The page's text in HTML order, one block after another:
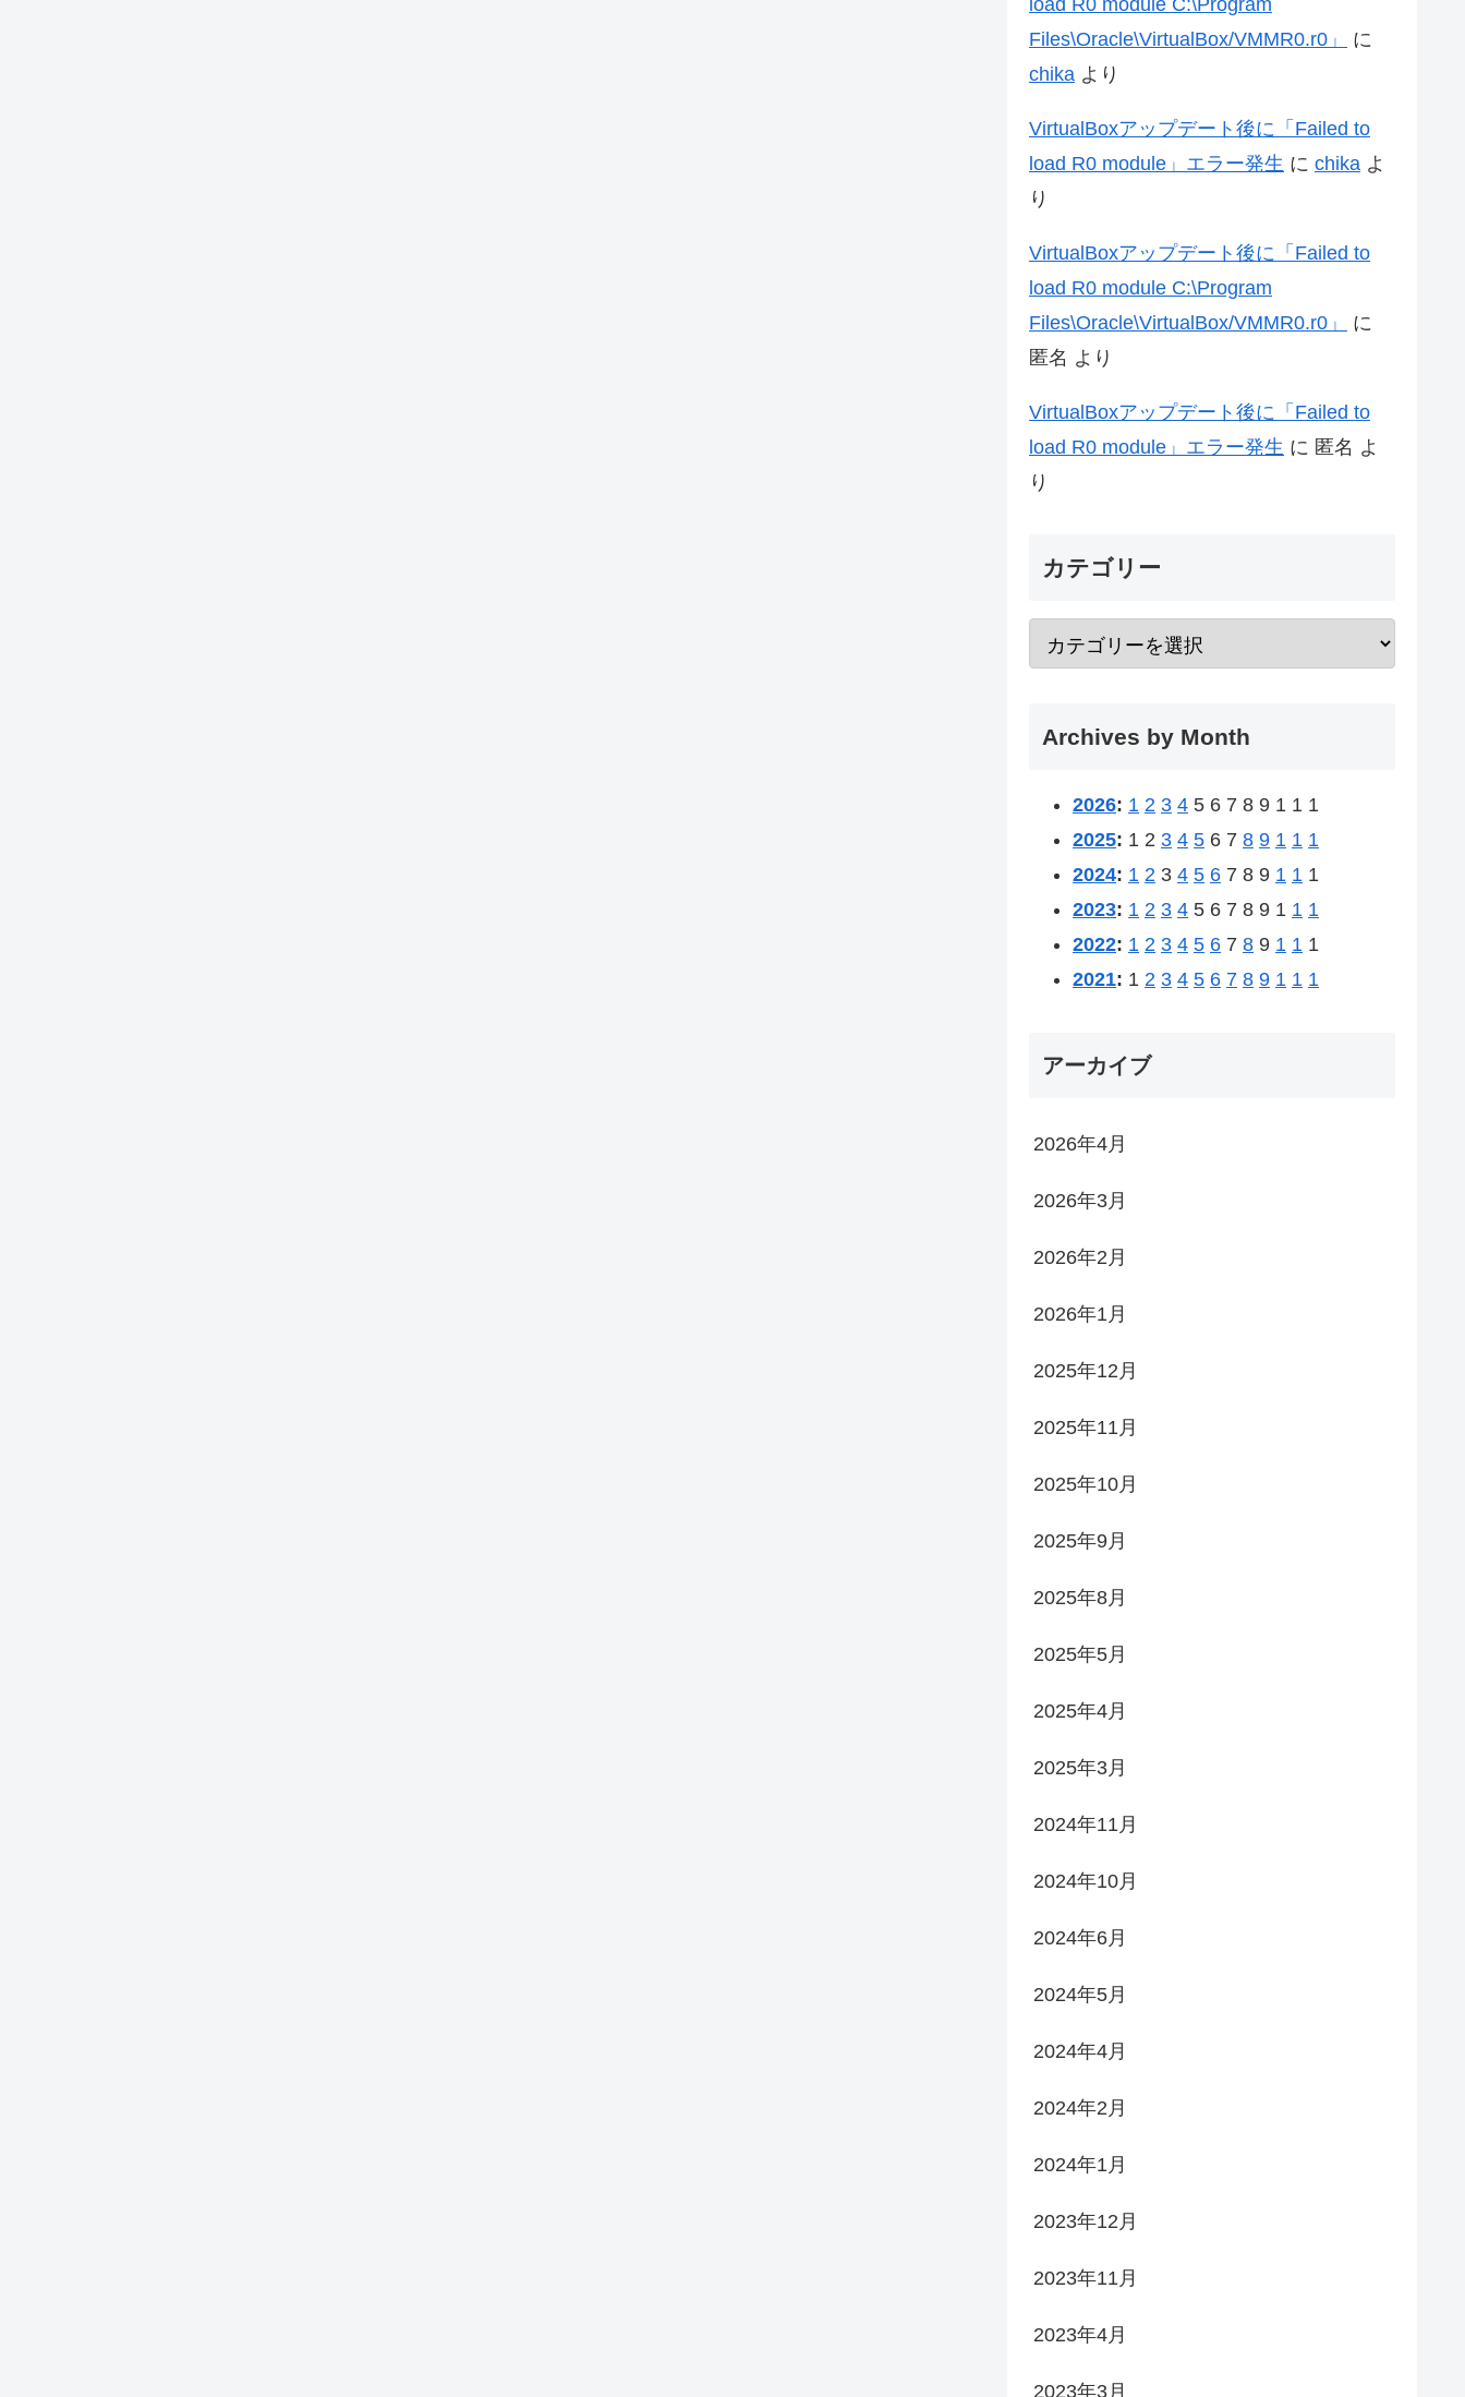
Files\Oracle\VirtualBox/VMMR0.r0」
に
chika より
VirtualBoxアップデート後に「Failed to
load R0 module」エラー発生 に chika よ
り
VirtualBoxアップデート後に「Failed to
load R0 module C:\Program
Files\Oracle\VirtualBox/VMMR0.r0」
に
匿名 より
VirtualBoxアップデート後に「Failed to
load R0 module」エラー発生 に 匿名 よ
り
カテゴリー
Archives by Month
2026: 1 2 3 4 5 6 7 8 9 1 1 1
2025: 1 2 3 4 5 6 7 8 9 1 1 1
2024: 1 2 3 4 5 6 7 8 9 1 1 1
2023: 1 2 3 4 5 6 7 8 9 1 1 1
2022: 1 2 3 4 5 6 7 8 9 1 1 1
2021: 1 2 3 4 5 6 7 8 9 1 1 1
アーカイブ
2026年4月
2026年3月
2026年2月
2026年1月
2025年12月
2025年11月
2025年10月
2025年9月
2025年8月
2025年5月
2025年4月
2025年3月
2024年11月
2024年10月
2024年6月
2024年5月
2024年4月
2024年2月
2024年1月
2023年12月
2023年11月
2023年4月
2023年3月